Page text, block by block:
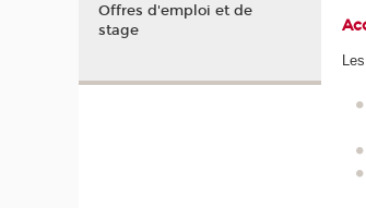
Offres d'emploi et de
stage